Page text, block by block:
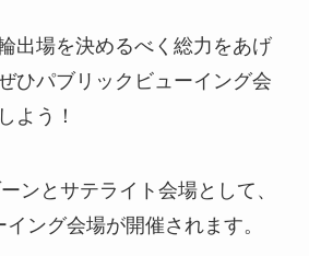
出場を決めるべく総力をあげ
ひパブリックビューイング会
よう！
ンとサテライト会場として、
ング会場が開催されます。